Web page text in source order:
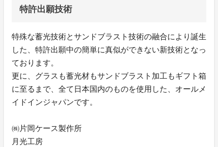
特許出願技術
特殊な蓄光技術とサンドブラスト技術の融合により誕生
した、特許出願中の簡単に真似ができない新技術となっ
ております。
更に、グラスも蓄光材もサンドブラスト加工もギフト箱
に至るまで、全て日本国内のものを使用した、オールメ
イドインジャパンです。
㈱片岡ケース製作所
月光工房